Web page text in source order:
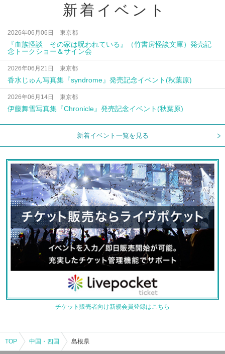
新着イベント
2026年06月06日 東京都
『血族怪談 その家は呪われている』（竹書房怪談文庫）発売記
念トークショー＆サイン会
2026年06月21日 東京都
香水じゅん写真集『syndrome』発売記念イベント(秋葉原)
2026年06月14日 東京都
伊藤舞雪写真集『Chronicle』発売記念イベント(秋葉原)
新着イベント一覧を見る
チケット販売者向け新規会員登録はこちら
TOP 中国・四国 島根県